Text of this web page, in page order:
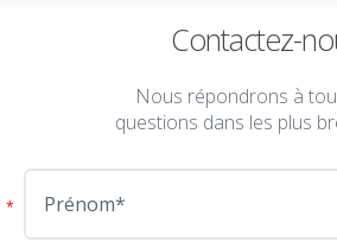
Contactez-
Nous répondrons à
questions dans les plus
*